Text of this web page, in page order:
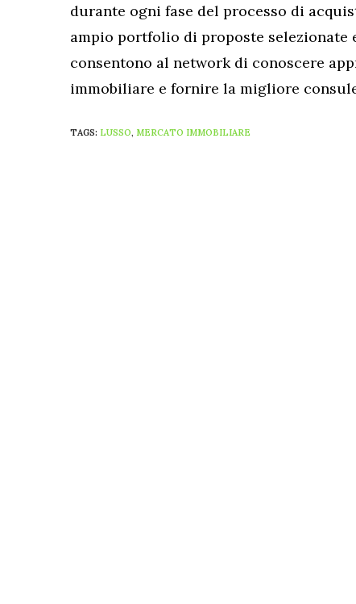
durante ogni fase del processo di
ampio portfolio di proposte
consentono al network di conoscere
immobiliare e fornire la migliore
TAGS: LUSSO, MERCATO IMMOBILIARE